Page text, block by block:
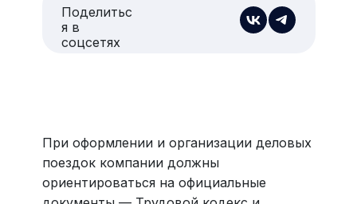
Поделитьс
я в
соцсетях
При оформлении и организации деловых
поездок компании должны
ориентироваться на официальные